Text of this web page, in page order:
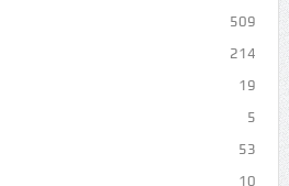
509
214
19
5
53
10